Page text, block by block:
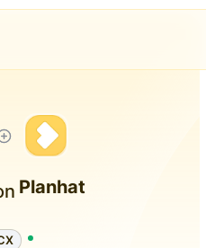
Planhat